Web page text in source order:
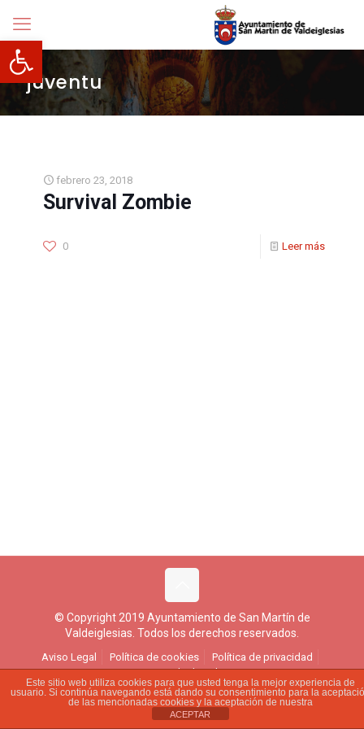
Abrir barra de herramientas
juventu
febrero 23, 2018
Survival Zombie
0 Leer más
© Copyright 2019 Ayuntamiento de San Martín de
Valdeiglesias. Todos los derechos reservados.
Aviso Legal Política de cookies
Política de privacidad
Ejercicio de derechos
Este sitio web utiliza cookies para que usted tenga la mejor experiencia de
usuario. Si continúa navegando está dando su consentimiento para la
de las mencionadas cookies y la aceptación de nuestra
ACEPTAR